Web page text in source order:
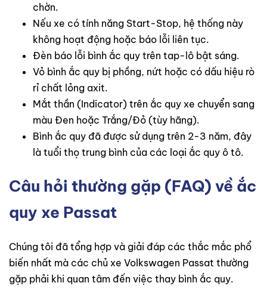
chờn.
Nếu xe có tính năng Start-Stop, hệ thống này
không hoạt động hoặc báo lỗi liên tục.
Đèn báo lỗi bình ắc quy trên tap-lô bật sáng.
Vỏ bình ắc quy bị phồng, nứt hoặc có dấu hiệu rò
rỉ chất lỏng axit.
Mắt thần (Indicator) trên ắc quy xe chuyển sang
màu Đen hoặc Trắng/Đỏ (tùy hãng).
Bình ắc quy đã được sử dụng trên 2-3 năm, đây
là tuổi thọ trung bình của các loại ắc quy ô tô.
Câu hỏi thường gặp (FAQ) về ắc
quy xe Passat
Chúng tôi đã tổng hợp và giải đáp các thắc mắc phổ
biến nhất mà các chủ xe Volkswagen Passat thường
gặp phải khi quan tâm đến việc thay bình ắc quy.